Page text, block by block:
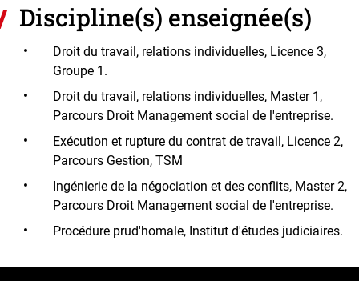
Discipline(s) enseignée(s)
Droit du travail, relations individuelles, Licence 3,
Groupe 1.
Droit du travail, relations individuelles, Master 1,
Parcours Droit Management social de l'entreprise.
Exécution et rupture du contrat de travail, Licence 2,
Parcours Gestion, TSM
Ingénierie de la négociation et des conflits, Master 2,
Parcours Droit Management social de l'entreprise.
Procédure prud'homale, Institut d'études judiciaires.